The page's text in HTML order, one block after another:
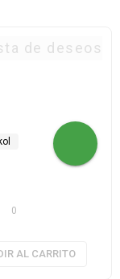
de deseos
0
AL CARRITO